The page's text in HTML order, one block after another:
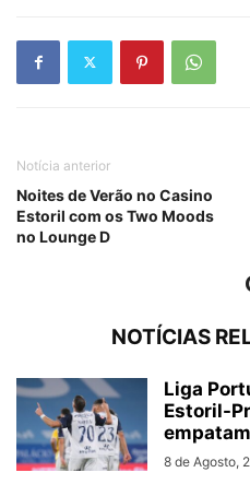
Notícia anterior
Noites de Verão no Casino
Estoril com os Two Moods
no Lounge D
NOTÍCIAS
Liga
Estoril-
8 de Agosto,